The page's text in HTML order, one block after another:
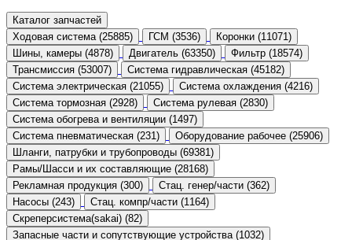
Каталог запчастей
Ходовая система (25885)
ГСМ (3536)
Коронки (11071)
Шины, камеры (4878)
Двигатель (63350)
Фильтр (18574)
Трансмиссия (53007)
Система гидравлическая (45182)
Система электрическая (21055)
Система охлаждения (4216)
Система тормозная (2928)
Система рулевая (2830)
Система обогрева и вентиляции (1497)
Система пневматическая (231)
Оборудование рабочее (25906)
Шланги, патрубки и трубопроводы (69381)
Рамы/Шасси и их составляющие (28168)
Рекламная продукция (300)
Стац. генер/части (362)
Насосы (243)
Стац. компр/части (1164)
Скреперсистема(sakai) (82)
Запасные части и сопутствующие устройства (1032)